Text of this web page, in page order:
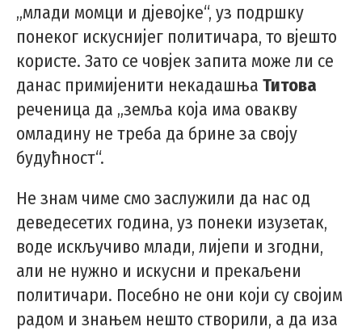
„млади момци и дјевојке“, уз подршку
понеког искуснијег политичара, то вјешто
користе. Зато се човјек запита може ли се
данас примијенити некадашња Титова
реченица да „земља која има овакву
омладину не треба да брине за своју
будућност“.
Не знам чиме смо заслужили да нас од
деведесетих година, уз понеки изузетак,
воде искључиво млади, лијепи и згодни,
али не нужно и искусни и прекаљени
политичари. Посебно не они који су својим
радом и знањем нешто створили, а да иза